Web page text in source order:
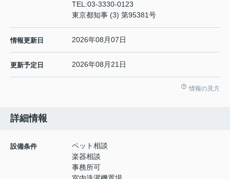
TEL:03-3330-0123
東京都知事 (3) 第95381号
情報更新日 2026年08月07日
更新予定日 2026年08月21日
情報の見方
詳細情報
設備条件
ペット相談
楽器相談
事務所可